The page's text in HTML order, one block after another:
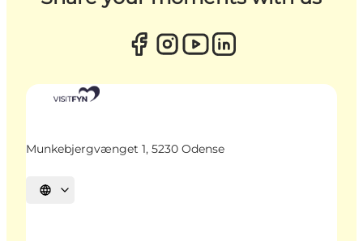
Munkebjergvænget 1, 5230 Odense
Sprache auswählen